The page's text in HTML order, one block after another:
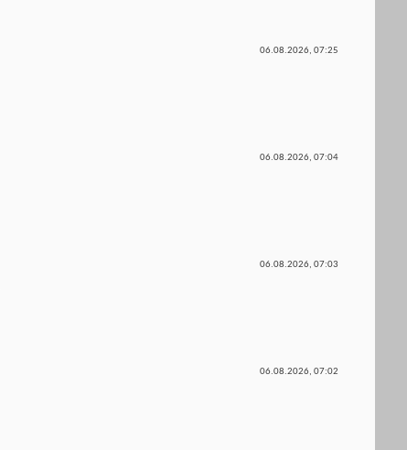
06.08.2026, 07:25
06.08.2026, 07:04
06.08.2026, 07:03
06.08.2026, 07:02